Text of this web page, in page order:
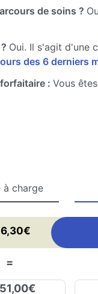
de soins ?
Oui. Il s'agit d'une
des 6 derniers
: Vous
à charge
=
51,00€